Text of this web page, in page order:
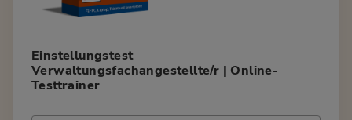
Einstellungstest
Verwaltungsfachangestellte/r | Online-
Testtrainer